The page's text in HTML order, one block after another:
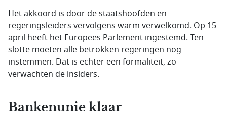
Het akkoord is door de staatshoofden en
regeringsleiders vervolgens warm verwelkomd. Op 15
april heeft het Europees Parlement ingestemd. Ten
slotte moeten alle betrokken regeringen nog
instemmen. Dat is echter een formaliteit, zo
verwachten de insiders.
Bankenunie klaar